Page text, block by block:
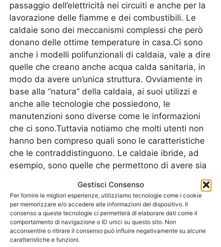
Gestisci Consenso
Per fornire le migliori esperienze, utilizziamo tecnologie come i cookie
per memorizzare e/o accedere alle informazioni del dispositivo. Il
consenso a queste tecnologie ci permetterà di elaborare dati come il
comportamento di navigazione o ID unici su questo sito. Non
acconsentire o ritirare il consenso può influire negativamente su alcune
caratteristiche e funzioni.
passaggio dell’elettricità nei circuiti e anche per la
lavorazione delle fiamme e dei combustibili. Le
caldaie sono dei meccanismi complessi che però
donano delle ottime temperature in casa.Ci sono
anche i modelli polifunzionali di caldaia, vale a dire
quelle che creano anche acqua calda sanitaria, in
modo da avere un’unica struttura. Ovviamente in
base alla “natura” della caldaia, ai suoi utilizzi e
anche alle tecnologie che possiedono, le
manutenzioni sono diverse come le informazioni
che ci sono.Tuttavia notiamo che molti utenti non
hanno ben compreso quali sono le caratteristiche
che le contraddistinguono. Le caldaie ibride, ad
esempio, sono quelle che permettono di avere sia
funzione. Alcune hanno anche la scelta di utilizzo,
nel senso che si può scegliere anche se si
preferisce usare un combustibile piuttosto che un
altro. Già questo è un comportamento errato
perché si danneggia e usura maggiormente una